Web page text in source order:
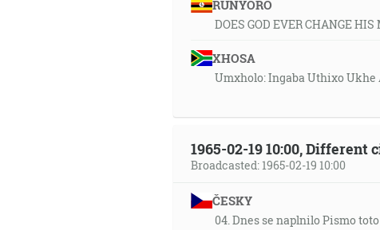
RUNYORO
DOES GOD EVER CHANGE
XHOSA
Umxholo: Ingaba Uthixo
1965-02-19 10:00,
Broadcasted: 1965-02-19 10:00
ČESKY
04. Dnes se naplnilo Pismo